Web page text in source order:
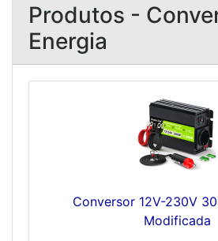
Produtos -
Energia
Conversor 12V-230V
Modificada